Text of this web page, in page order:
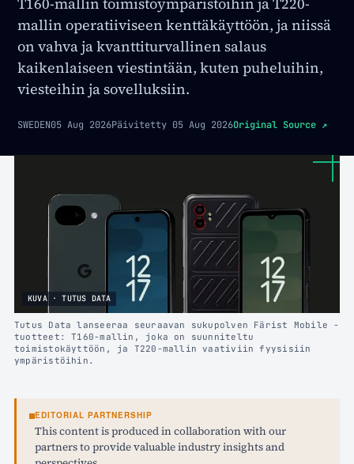
mallin operatiiviseen kenttäkäyttöön, ja niissä
on vahva ja kvanttiturvallinen salaus
kaikenlaiseen viestintään, kuten puheluihin,
viesteihin ja sovelluksiin.
SWEDEN05 Aug 2026Päivitetty 05 Aug 2026Original Source ↗
KUVA · TUTUS DATA
Tutus Data lanseeraa seuraavan sukupolven Färist Mobile -
tuotteet: T160-mallin, joka on suunniteltu
toimistokäyttöön, ja T220-mallin vaativiin fyysisiin
ympäristöihin.
EDITORIAL PARTNERSHIP
This content is produced in collaboration with our
partners to provide valuable industry insights and